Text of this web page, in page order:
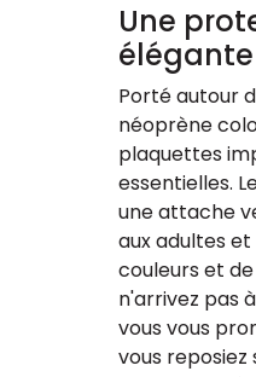
Une
Porté autour
néoprène
plaquettes
essentielles.
une attache
aux adultes
couleurs et
n'arrivez pas
vous vous
vous